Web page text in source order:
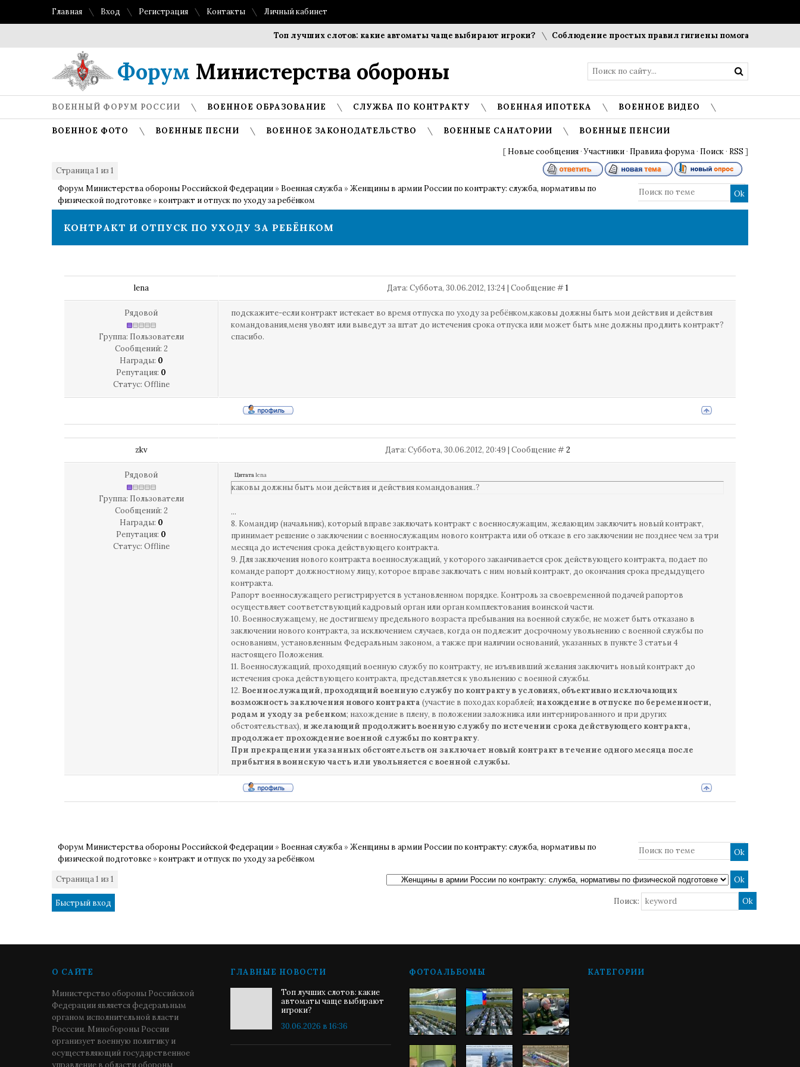
Главная Вход Регистрация Контакты Личный кабинет
Топ лучших слотов: какие автоматы чаще выбирают игроки? Соблюдение простых правил гигиены помогает сохранить
Форум Министерства обороны
ВОЕННЫЙ ФОРУМ РОССИИ ВОЕННОЕ ОБРАЗОВАНИЕ СЛУЖБА ПО КОНТРАКТУ ВОЕННАЯ ИПОТЕКА ВОЕННОЕ ВИДЕО
ВОЕННОЕ ФОТО ВОЕННЫЕ ПЕСНИ ВОЕННОЕ ЗАКОНОДАТЕЛЬСТВО ВОЕННЫЕ САНАТОРИИ ВОЕННЫЕ ПЕНСИИ
[ Новые сообщения ·Участники · Правила форума · Поиск · RSS ]
Страница1 из 1
Форум Министерства обороны Российской Федерации » Военная служба »Женщины в армии России по контракту: служба, нормативы по
физической подготовке »контракт и отпуск по уходу за ребёнком
КОНТРАКТ И ОТПУСК ПО УХОДУ ЗА РЕБЁНКОМ
lena Дата: Суббота, 30.06.2012, 13:24 | Сообщение #1
Рядовой
Группа: Пользователи
Сообщений: 2
Награды: 0
Репутация: 0
Статус: Offline
подскажите-если контракт истекает во время отпуска по уходу за ребёнком,каковы должны быть мои действия и действия
командования,меня уволят или выведут за штат до истечения срока отпуска или может быть мне должны продлить контракт?
спасибо.
zkv Дата: Суббота, 30.06.2012, 20:49 | Сообщение #2
Рядовой
Группа: Пользователи
Сообщений: 2
Награды: 0
Репутация: 0
Статус: Offline
Цитатаlena
каковы должны быть мои действия и действия командования..?
...
8. Командир (начальник), который вправе заключать контракт с военнослужащим, желающим заключить новый контракт,
принимает решение о заключении с военнослужащим нового контракта или об отказе в его заключении не позднее чем за три
месяца до истечения срока действующего контракта.
9. Для заключения нового контракта военнослужащий, у которого заканчивается срок действующего контракта, подает по
команде рапорт должностному лицу, которое вправе заключать с ним новый контракт, до окончания срока предыдущего
контракта.
Рапорт военнослужащего регистрируется в установленном порядке. Контроль за своевременной подачей рапортов
осуществляет соответствующий кадровый орган или орган комплектования воинской части.
10. Военнослужащему, не достигшему предельного возраста пребывания на военной службе, не может быть отказано в
заключении нового контракта, за исключением случаев, когда он подлежит досрочному увольнению с военной службы по
основаниям, установленным Федеральным законом, а также при наличии оснований, указанных в пункте 3 статьи 4
настоящего Положения.
11. Военнослужащий, проходящий военную службу по контракту, не изъявивший желания заключить новый контракт до
истечения срока действующего контракта, представляется к увольнению с военной службы.
12. Военнослужащий, проходящий военную службу по контракту в условиях, объективно исключающих
возможность заключения нового контракта (участие в походах кораблей; нахождение в отпуске по беременности,
родам и уходу за ребенком; нахождение в плену, в положении заложника или интернированного и при других
обстоятельствах), и желающий продолжить военную службу по истечении срока действующего контракта,
продолжает прохождение военной службы по контракту.
При прекращении указанных обстоятельств он заключает новый контракт в течение одного месяца после
прибытия в воинскую часть или увольняется с военной службы.
Форум Министерства обороны Российской Федерации » Военная служба »Женщины в армии России по контракту: служба, нормативы по
физической подготовке »контракт и отпуск по уходу за ребёнком
Страница1 из 1
Поиск:
О САЙТЕ
Министерство обороны Российской
Федерации является федеральным
органом исполнительной власти
Росссии. Минобороны России
организует военную политику и
осуществляющий государственное
управление в области обороны
ГЛАВНЫЕ НОВОСТИ
Топ лучших слотов: какие
автоматы чаще выбирают
игроки?
30.06.2026 в 16:36
ФОТОАЛЬБОМЫ КАТЕГОРИИ